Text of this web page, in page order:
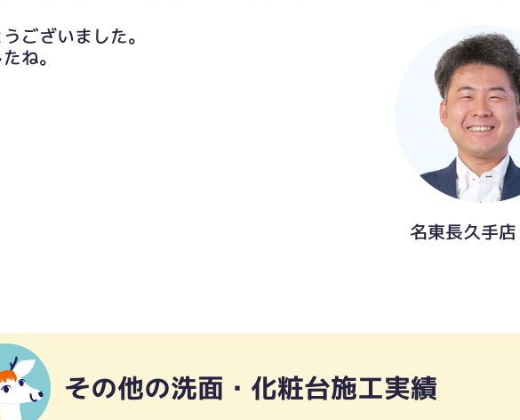
ございました。
ね。
名東長久手
その他の洗面・化粧台施工実績